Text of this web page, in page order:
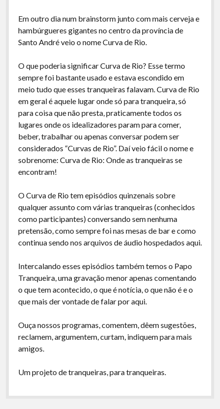
A Ripa É a Lei
Especiais
Em outro dia num brainstorm junto com mais cerveja e
hambúrgueres gigantes no centro da província de
Santo André veio o nome Curva de Rio.
O que poderia significar Curva de Rio? Esse termo
sempre foi bastante usado e estava escondido em
meio tudo que esses tranqueiras falavam. Curva de Rio
em geral é aquele lugar onde só para tranqueira, só
para coisa que não presta, praticamente todos os
lugares onde os idealizadores param para comer,
beber, trabalhar ou apenas conversar podem ser
considerados “Curvas de Rio”. Daí veio fácil o nome e
sobrenome: Curva de Rio: Onde as tranqueiras se
encontram!
O Curva de Rio tem episódios quinzenais sobre
qualquer assunto com várias tranqueiras (conhecidos
como participantes) conversando sem nenhuma
pretensão, como sempre foi nas mesas de bar e como
continua sendo nos arquivos de áudio hospedados aqui.
Intercalando esses episódios também temos o Papo
Tranqueira, uma gravação menor apenas comentando
o que tem acontecido, o que é notícia, o que não é e o
que mais der vontade de falar por aqui.
Ouça nossos programas, comentem, dêem sugestões,
reclamem, argumentem, curtam, indiquem para mais
amigos.
Um projeto de tranqueiras, para tranqueiras.